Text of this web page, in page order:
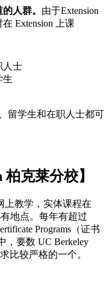
人群。 由于Extension
Extension 上课
人士
生
留学生和在职人士都可
柏克莱分校】
上教学，实体课程在
有地点。每年有超过
Programs（证书
，要数 UC Berkeley
比较严格的一个。